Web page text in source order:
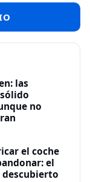
las
no
el coche
el
descubierto